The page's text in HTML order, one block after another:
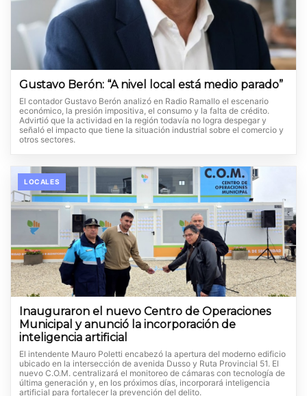
Gustavo Berón: “A nivel local está medio parado”
El contador Gustavo Berón analizó en Radio Ramallo el escenario
económico, la presión impositiva, el consumo y la falta de crédito.
Advirtió que la actividad en la región todavía no logra despegar y
señaló el impacto que tiene la situación industrial sobre el comercio y
otros sectores.
LOCALES
Inauguraron el nuevo Centro de Operaciones
Municipal y anunció la incorporación de
inteligencia artificial
El intendente Mauro Poletti encabezó la apertura del moderno edificio
ubicado en la intersección de avenida Dusso y Ruta Provincial 51. El
nuevo C.O.M. centralizará el monitoreo de cámaras con tecnología de
última generación y, en los próximos días, incorporará inteligencia
artificial para fortalecer la prevención del delito.